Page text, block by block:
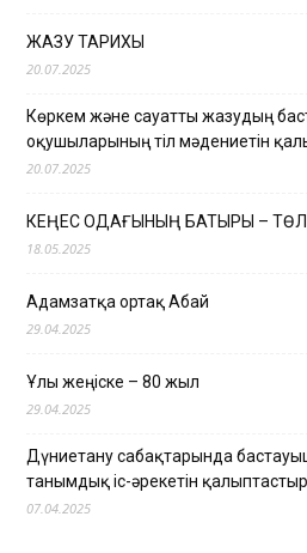
ЖАЗУ ТАРИХЫ
20.07.2025
Көркем және сауатты жазудың
оқушыларының тіл мәдениетін
20.07.2025
КЕҢЕС ОДАҒЫНЫҢ БАТЫРЫ –
18.05.2025
Адамзатқа ортақ Абай
29.04.2025
Ұлы жеңіске – 80 жыл
29.04.2025
Дүниетану сабақтарында
танымдық іс-әрекетін
07.04.2025